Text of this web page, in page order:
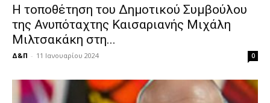
Η τοποθέτηση του Δημοτικού Συμβούλου
της Ανυπόταχτης Καισαριανής Μιχάλη
Μιλτσακάκη στη...
Δ&Π - 11 Ιανουαρίου 2024 0